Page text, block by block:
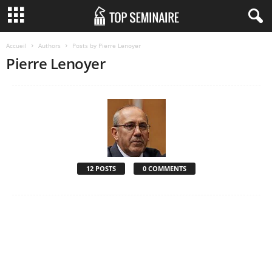
Accueil Authors Posts by Pierre Lenoyer
Pierre Lenoyer
12 POSTS 0 COMMENTS